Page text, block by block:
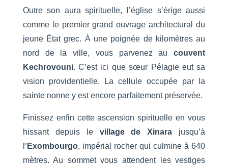
Outre son aura spirituelle, l’église s’érige aussi
comme le premier grand ouvrage architectural du
jeune État grec. À une poignée de kilomètres au
nord de la ville, vous parvenez aucouvent
Kechrovouni. C’est ici que sœur Pélagie eut sa
vision providentielle. La cellule occupée par la
sainte nonne y est encore parfaitement préservée.
Finissez enfin cette ascension spirituelle en vous
hissant depuis le village de Xinara jusqu’à
l’ Exombourgo, impérial rocher qui culmine à 640
mètres. Au sommet vous attendent les vestiges